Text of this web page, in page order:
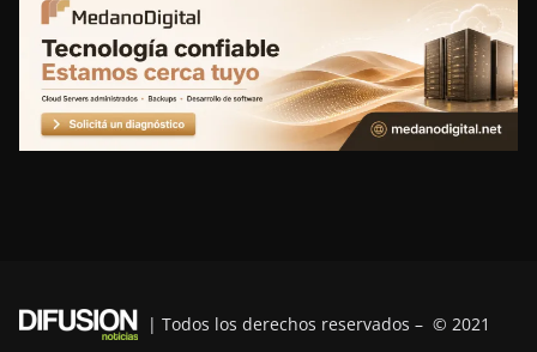
o
k
r
e
s
n
m
| Todos los derechos reservados – © 2021